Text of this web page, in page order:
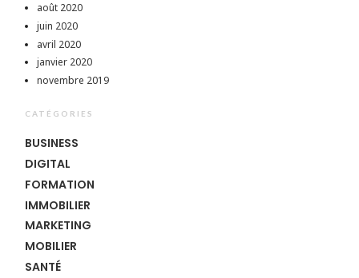
août 2020
juin 2020
avril 2020
janvier 2020
novembre 2019
CATÉGORIES
BUSINESS
DIGITAL
FORMATION
IMMOBILIER
MARKETING
MOBILIER
SANTÉ